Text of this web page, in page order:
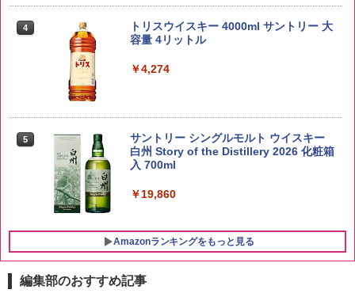
米 5kg
らめき 5kg 令和7年産
￥3,056
4
トリスウイスキー 4000ml サントリー 大
容量 4リットル
￥4,274
5
サントリー シングルモルト ウイスキー
白州 Story of the Distillery 2026 化粧箱
入 700ml
￥19,860
Amazonランキングをもっと見る
編集部のおすすめ記事